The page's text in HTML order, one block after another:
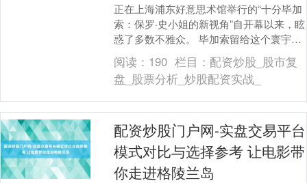
正在上海浦东好意思术馆举行的“十分毕加
索：保罗·史小姐的新视角”自开幕以来，眩
惑了多数不雅众。 毕加索留给这个寰宇的
究竟是什么？在华东师范大学孙乃树陶冶
看来，谜....
阅读： 190 栏目： 配资炒股_股市复
盘_股票分析_炒股配资实战_
配资炒股门户网-实盘交易平台
模式对比与选择参考 让电影带
你走进格陵兰岛